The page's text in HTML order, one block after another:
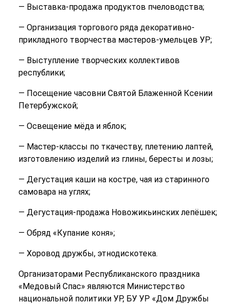
— Выставка-продажа продуктов пчеловодства;
— Организация торгового ряда декоративно-
прикладного творчества мастеров-умельцев УР;
— Выступление творческих коллективов
республики;
— Посещение часовни Святой Блаженной Ксении
Петербужской;
— Освещение мёда и яблок;
— Мастер-классы по ткачеству, плетению лаптей,
изготовлению изделий из глины, бересты и лозы;
— Дегустация каши на костре, чая из старинного
самовара на углях;
— Дегустация-продажа Новожикьинских лепёшек;
— Обряд «Купание коня»;
— Хоровод дружбы, этнодискотека.
Организаторами Республиканского праздника
«Медовый Спас» являются Министерство
национальной политики УР, БУ УР «Дом Дружбы